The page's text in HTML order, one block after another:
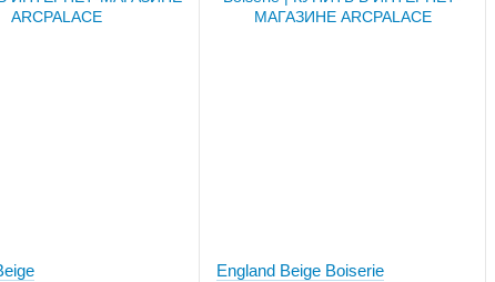
England Beige Boiserie